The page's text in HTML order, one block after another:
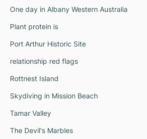
One day in Albany Western Australia
Plant protein is
Port Arthur Historic Site
relationship red flags
Rottnest Island
Skydiving in Mission Beach
Tamar Valley
The Devil's Marbles